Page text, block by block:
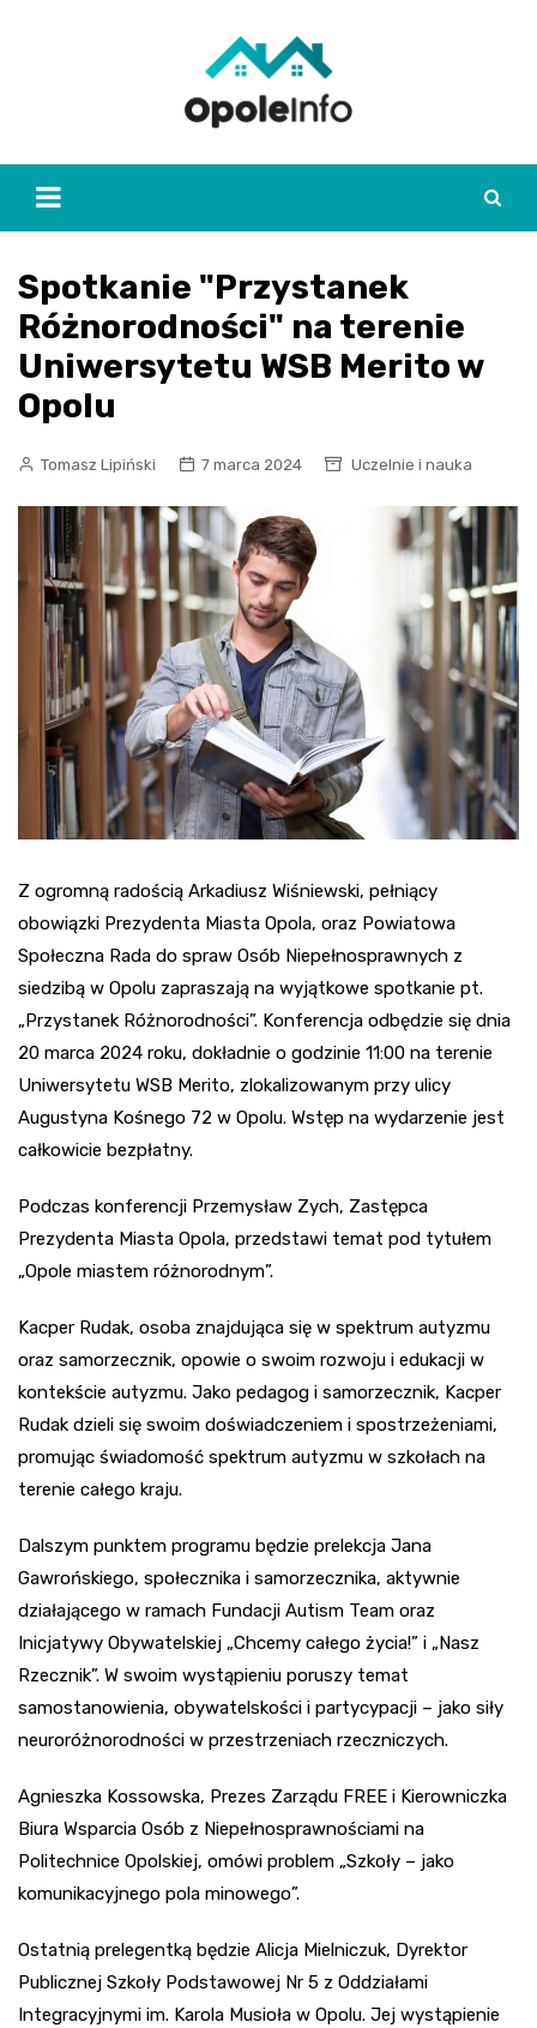
Spotkanie "Przystanek
Różnorodności" na terenie
Uniwersytetu WSB Merito w
Opolu
Tomasz Lipiński 7 marca 2024 Uczelnie i nauka
Z ogromną radością Arkadiusz Wiśniewski, pełniący
obowiązki Prezydenta Miasta Opola, oraz Powiatowa
Społeczna Rada do spraw Osób Niepełnosprawnych z
siedzibą w Opolu zapraszają na wyjątkowe spotkanie pt.
„Przystanek Różnorodności”. Konferencja odbędzie się dnia
20 marca 2024 roku, dokładnie o godzinie 11:00 na terenie
Uniwersytetu WSB Merito, zlokalizowanym przy ulicy
Augustyna Kośnego 72 w Opolu. Wstęp na wydarzenie jest
całkowicie bezpłatny.
Podczas konferencji Przemysław Zych, Zastępca
Prezydenta Miasta Opola, przedstawi temat pod tytułem
„Opole miastem różnorodnym”.
Kacper Rudak, osoba znajdująca się w spektrum autyzmu
oraz samorzecznik, opowie o swoim rozwoju i edukacji w
kontekście autyzmu. Jako pedagog i samorzecznik, Kacper
Rudak dzieli się swoim doświadczeniem i spostrzeżeniami,
promując świadomość spektrum autyzmu w szkołach na
terenie całego kraju.
Dalszym punktem programu będzie prelekcja Jana
Gawrońskiego, społecznika i samorzecznika, aktywnie
działającego w ramach Fundacji Autism Team oraz
Inicjatywy Obywatelskiej „Chcemy całego życia!” i „Nasz
Rzecznik”. W swoim wystąpieniu poruszy temat
samostanowienia, obywatelskości i partycypacji – jako siły
neuroróżnorodności w przestrzeniach rzeczniczych.
Agnieszka Kossowska, Prezes Zarządu FREE i Kierowniczka
Biura Wsparcia Osób z Niepełnosprawnościami na
Politechnice Opolskiej, omówi problem „Szkoły – jako
komunikacyjnego pola minowego”.
Ostatnią prelegentką będzie Alicja Mielniczuk, Dyrektor
Publicznej Szkoły Podstawowej Nr 5 z Oddziałami
Integracyjnymi im. Karola Musioła w Opolu. Jej wystąpienie